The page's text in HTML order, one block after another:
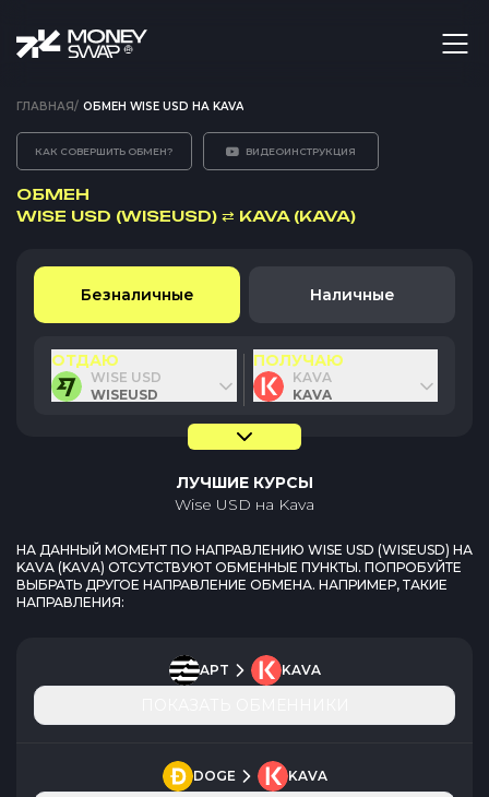
ГЛАВНАЯ/ ОБМЕН WISE USD НА KAVA
КАК СОВЕРШИТЬ ОБМЕН? ВИДЕОИНСТРУКЦИЯ
ОБМЕН
WISE USD (WISEUSD) ⇄ KAVA (KAVA)
Безналичные Наличные
ОТДАЮ
WISE USD
WISEUSD
ПОЛУЧАЮ
KAVA
KAVA
ЛУЧШИЕ КУРСЫ
Wise USD на Kava
НА ДАННЫЙ МОМЕНТ ПО НАПРАВЛЕНИЮ WISE USD (WISEUSD) НА
KAVA (KAVA) ОТСУТСТВУЮТ ОБМЕННЫЕ ПУНКТЫ. ПОПРОБУЙТЕ
ВЫБРАТЬ ДРУГОЕ НАПРАВЛЕНИЕ ОБМЕНА. НАПРИМЕР, ТАКИЕ
НАПРАВЛЕНИЯ:
APT KAVA
DOGE KAVA